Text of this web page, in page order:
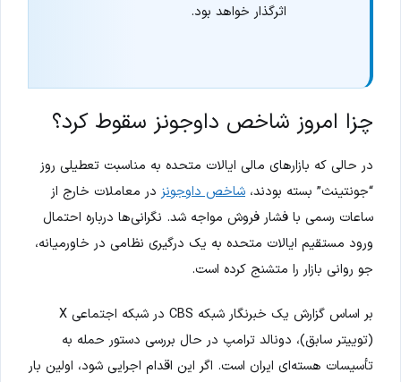
اثرگذار خواهد بود.
چزا امروز شاخص داوجونز سقوط کرد؟
در حالی که بازارهای مالی ایالات متحده به مناسبت تعطیلی روز
“جونتینث” بسته بودند، شاخص داوجونز در معاملات خارج از
ساعات رسمی با فشار فروش مواجه شد. نگرانی‌ها درباره احتمال
ورود مستقیم ایالات متحده به یک درگیری نظامی در خاورمیانه،
جو روانی بازار را متشنج کرده است.
بر اساس گزارش یک خبرنگار شبکه CBS در شبکه اجتماعی X
(توییتر سابق)، دونالد ترامپ در حال بررسی دستور حمله به
تأسیسات هسته‌ای ایران است. اگر این اقدام اجرایی شود، اولین بار